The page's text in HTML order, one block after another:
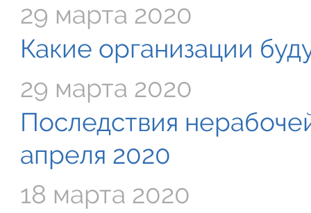
29 марта 2020
Какие организации
29 марта 2020
Последствия
апреля 2020
18 марта 2020